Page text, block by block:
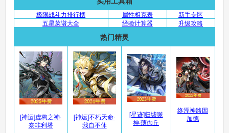
极限战斗力排行榜 属性相克表
新手专区
五星菜谱大全
经验计算器 升级攻略
热门精灵
[神运]虚构之神·
奈非利塔
[神运]不朽天命·
我自不休
[星迹]归墟噬
神·薄伽丘
终湮神路因
加德